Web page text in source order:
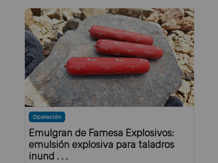
Operación
Emulgran de Famesa Explosivos:
emulsión explosiva para taladros
inund . . .